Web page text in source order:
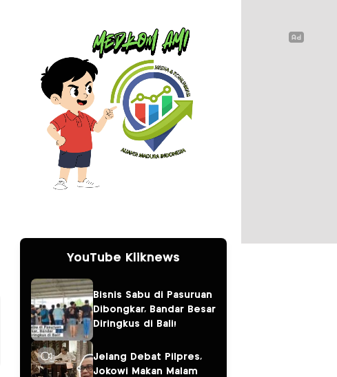
YouTube Kliknews
Bisnis Sabu di Pasuruan
Dibongkar, Bandar Besar
Diringkus di Bali!
Jelang Debat Pilpres,
Jokowi Makan Malam